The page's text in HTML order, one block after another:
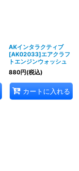
AKインタラクティブ
[AK02033]エアクラフ
トエンジンウォッシュ
880円(税込)
カートに入れる